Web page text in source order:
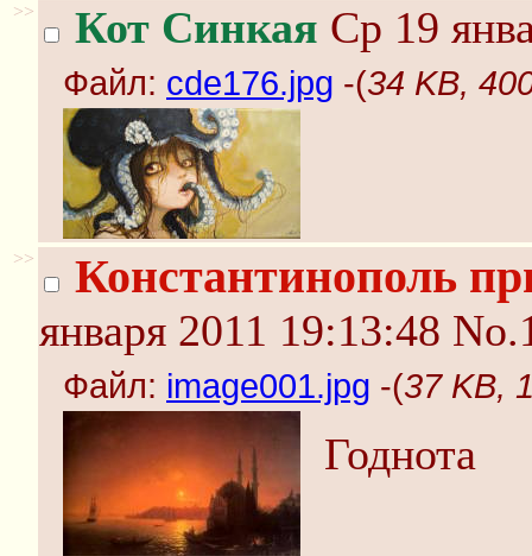
>> Кот Синкая Ср 19
Файл: cde176.jpg -(34 KB,
>> Константинополь
января 2011 19:13:48
Файл: image001.jpg -(37 KB,
Годнота